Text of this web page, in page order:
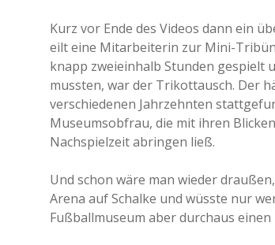
Kurz vor Ende des Videos dann ein
eilt eine Mitarbeiterin zur Mini-
knapp zweieinhalb Stunden gespielt
mussten, war der Trikottausch. Der
verschiedenen Jahrzehnten
Museumsobfrau, die mit ihren
Nachspielzeit abringen ließ.
Und schon wäre man wieder
Arena auf Schalke und wüsste nur
Fußballmuseum aber durchaus